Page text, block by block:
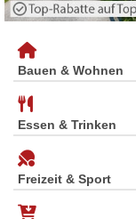
Bauen & Wohnen
Essen & Trinken
Freizeit & Sport